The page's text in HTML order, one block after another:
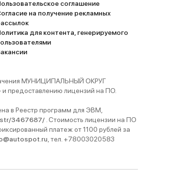
соглашение
на получение рекламных
для контента, генерируемого
МУНИЦИПАЛЬНЫЙ ОКРУГ
лицензий на ПО.
в Реестр программ для ЭВМ,
3467687/ . Стоимость лицензии на ПО
платеж от 1100 рублей за
, тел. +78003020583